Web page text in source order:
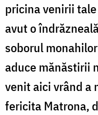
pricina venirii
avut o
soborul
aduce mănăstirii
venit aici vrând a
fericita Matrona,